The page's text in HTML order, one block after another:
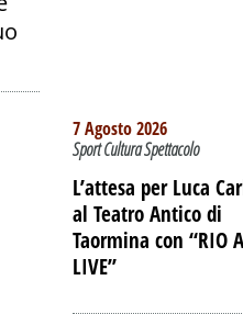
7 Agosto 2026
Sport Cultura Spettacolo
L’attesa per Luca
al Teatro Antico di
Taormina con “RIO
LIVE”